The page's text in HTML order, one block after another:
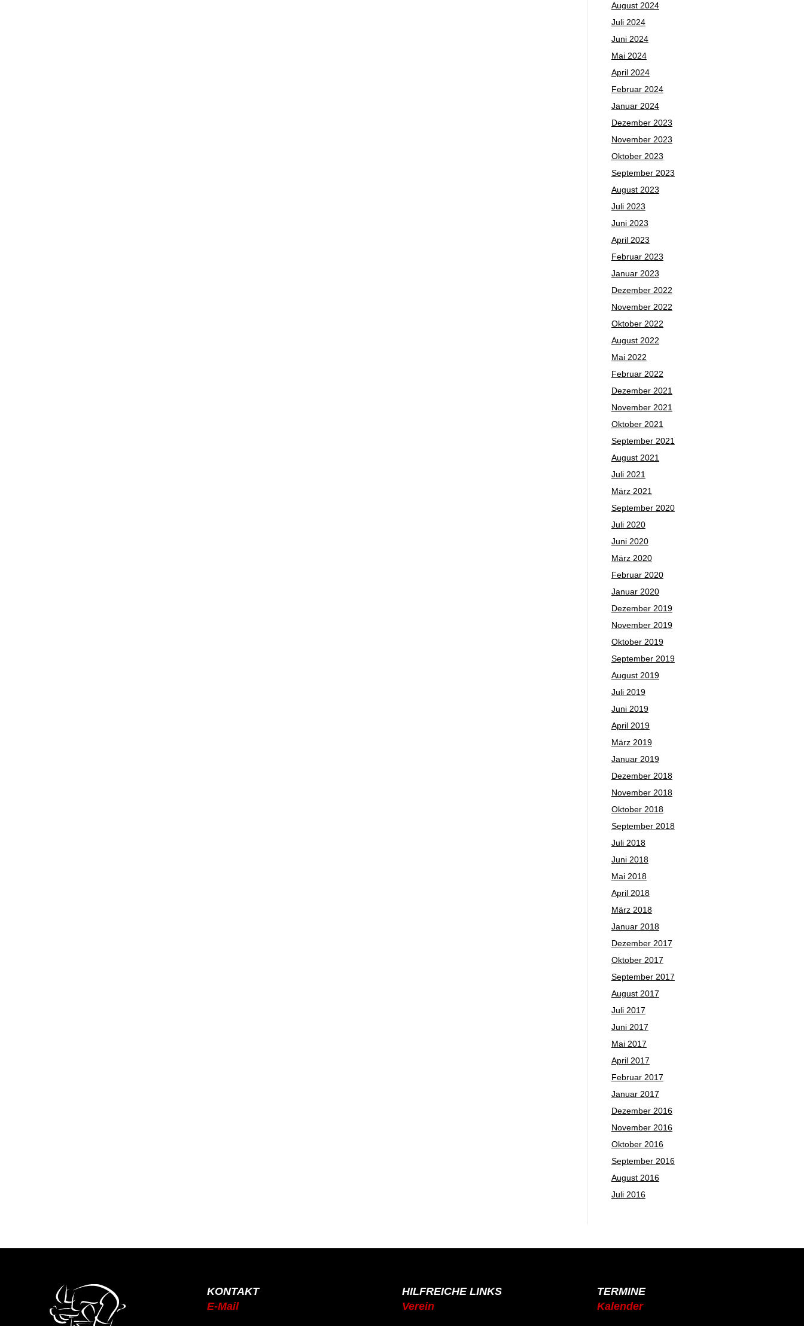
August 2024
Juli 2024
Juni 2024
Mai 2024
April 2024
Februar 2024
Januar 2024
Dezember 2023
November 2023
Oktober 2023
September 2023
August 2023
Juli 2023
Juni 2023
April 2023
Februar 2023
Januar 2023
Dezember 2022
November 2022
Oktober 2022
August 2022
Mai 2022
Februar 2022
Dezember 2021
November 2021
Oktober 2021
September 2021
August 2021
Juli 2021
März 2021
September 2020
Juli 2020
Juni 2020
März 2020
Februar 2020
Januar 2020
Dezember 2019
November 2019
Oktober 2019
September 2019
August 2019
Juli 2019
Juni 2019
April 2019
März 2019
Januar 2019
Dezember 2018
November 2018
Oktober 2018
September 2018
Juli 2018
Juni 2018
Mai 2018
April 2018
März 2018
Januar 2018
Dezember 2017
Oktober 2017
September 2017
August 2017
Juli 2017
Juni 2017
Mai 2017
April 2017
Februar 2017
Januar 2017
Dezember 2016
November 2016
Oktober 2016
September 2016
August 2016
Juli 2016
KONTAKT
E-Mail
HILFREICHE LINKS
Verein
TERMINE
Kalender